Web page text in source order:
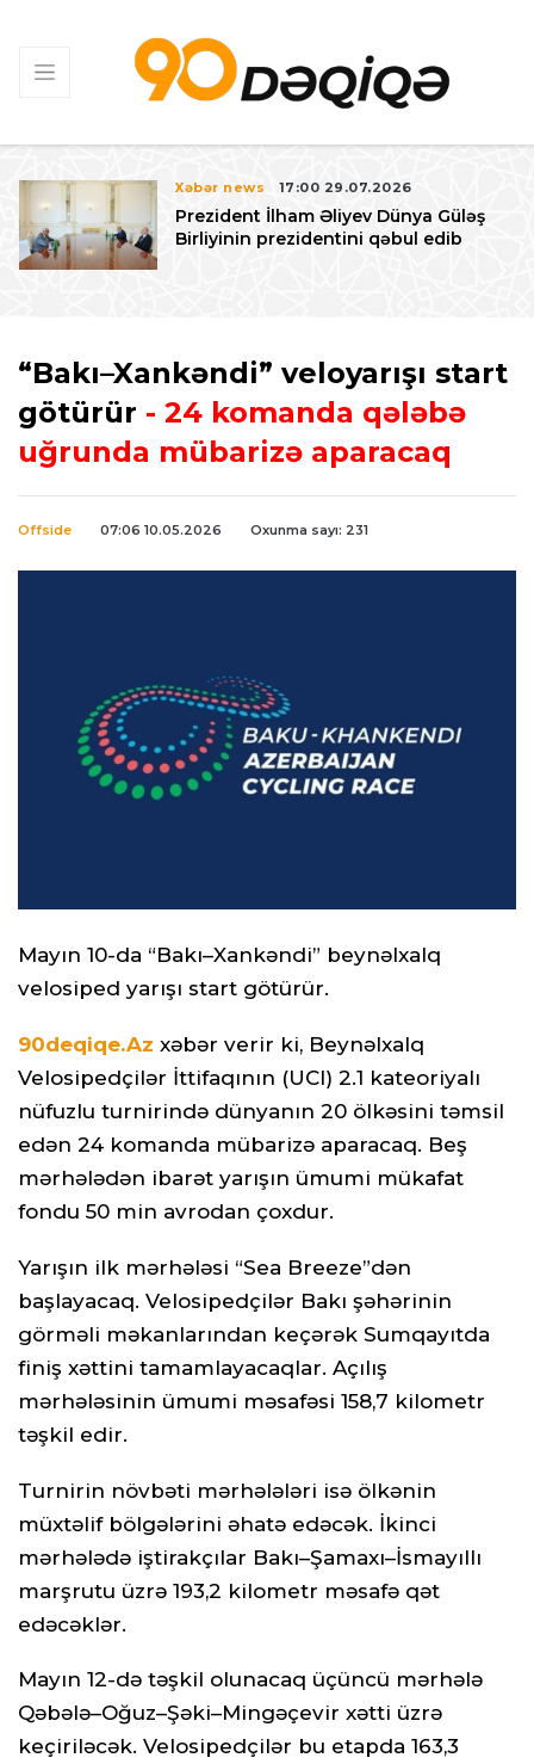
Xəbər news 17:00 29.07.2026
Prezident İlham Əliyev Dünya Güləş
Birliyinin prezidentini qəbul edib
“Bakı–Xankəndi” veloyarışı start
götürür - 24 komanda qələbə
uğrunda mübarizə aparacaq
Offside 07:06 10.05.2026 Oxunma sayı: 231
Mayın 10-da “Bakı–Xankəndi” beynəlxalq
velosiped yarışı start götürür.
90deqiqe.Az xəbər verir ki, Beynəlxalq
Velosipedçilər İttifaqının (UCI) 2.1 kateoriyalı
nüfuzlu turnirində dünyanın 20 ölkəsini təmsil
edən 24 komanda mübarizə aparacaq. Beş
mərhələdən ibarət yarışın ümumi mükafat
fondu 50 min avrodan çoxdur.
Yarışın ilk mərhələsi “Sea Breeze”dən
başlayacaq. Velosipedçilər Bakı şəhərinin
görməli məkanlarından keçərək Sumqayıtda
finiş xəttini tamamlayacaqlar. Açılış
mərhələsinin ümumi məsafəsi 158,7 kilometr
təşkil edir.
Turnirin növbəti mərhələləri isə ölkənin
müxtəlif bölgələrini əhatə edəcək. İkinci
mərhələdə iştirakçılar Bakı–Şamaxı–İsmayıllı
marşrutu üzrə 193,2 kilometr məsafə qət
edəcəklər.
Mayın 12-də təşkil olunacaq üçüncü mərhələ
Qəbələ–Oğuz–Şəki–Mingəçevir xətti üzrə
keçiriləcək. Velosipedçilər bu etapda 163,3